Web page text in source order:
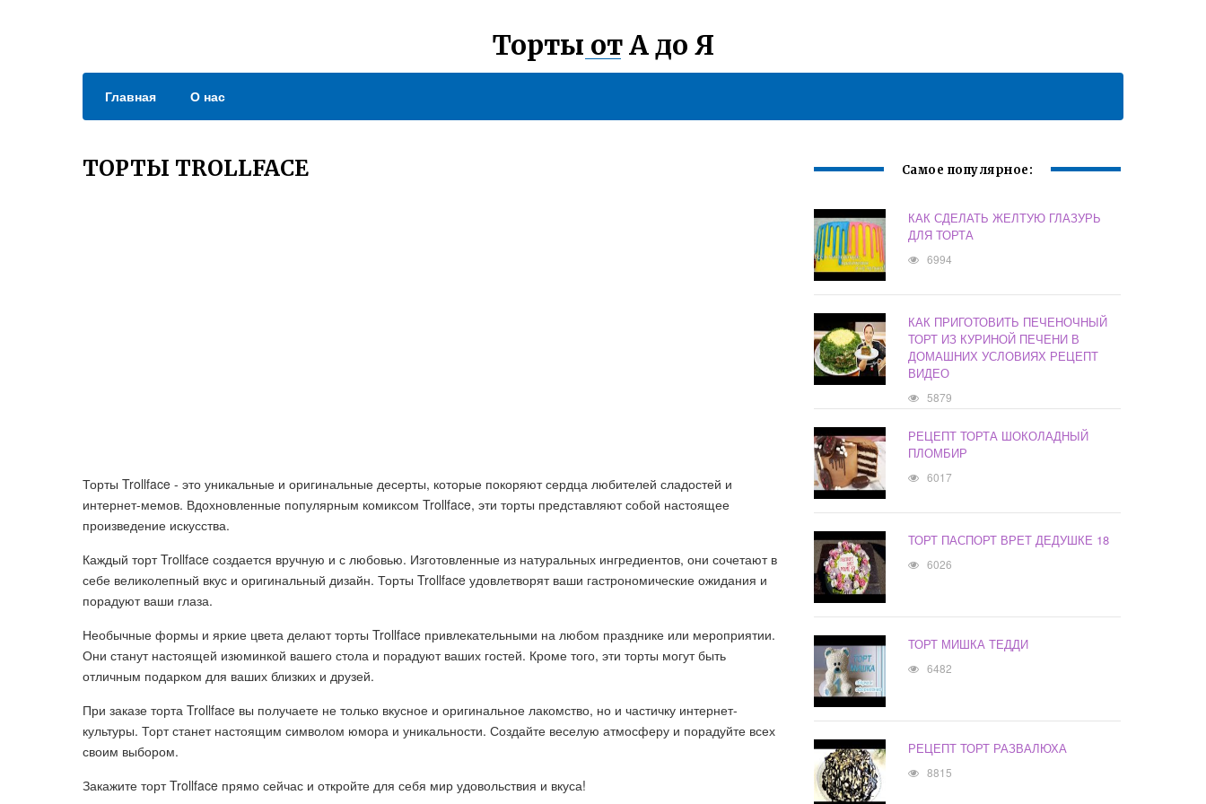
Торты от А до Я
Главная О нас
ТОРТЫ TROLLFACE
Торты Trollface - это уникальные и оригинальные десерты, которые покоряют сердца любителей сладостей и
интернет-мемов. Вдохновленные популярным комиксом Trollface, эти торты представляют собой настоящее
произведение искусства.
Каждый торт Trollface создается вручную и с любовью. Изготовленные из натуральных ингредиентов, они сочетают в
себе великолепный вкус и оригинальный дизайн. Торты Trollface удовлетворят ваши гастрономические ожидания и
порадуют ваши глаза.
Необычные формы и яркие цвета делают торты Trollface привлекательными на любом празднике или мероприятии.
Они станут настоящей изюминкой вашего стола и порадуют ваших гостей. Кроме того, эти торты могут быть
отличным подарком для ваших близких и друзей.
При заказе торта Trollface вы получаете не только вкусное и оригинальное лакомство, но и частичку интернет-
культуры. Торт станет настоящим символом юмора и уникальности. Создайте веселую атмосферу и порадуйте всех
своим выбором.
Закажите торт Trollface прямо сейчас и откройте для себя мир удовольствия и вкуса!
Самое популярное:
КАК СДЕЛАТЬ ЖЕЛТУЮ ГЛАЗУРЬ
ДЛЯ ТОРТА
6994
КАК ПРИГОТОВИТЬ ПЕЧЕНОЧНЫЙ
ТОРТ ИЗ КУРИНОЙ ПЕЧЕНИ В
ДОМАШНИХ УСЛОВИЯХ РЕЦЕПТ
ВИДЕО
5879
РЕЦЕПТ ТОРТА ШОКОЛАДНЫЙ
ПЛОМБИР
6017
ТОРТ ПАСПОРТ ВРЕТ ДЕДУШКЕ 18
6026
ТОРТ МИШКА ТЕДДИ
6482
РЕЦЕПТ ТОРТ РАЗВАЛЮХА
8815